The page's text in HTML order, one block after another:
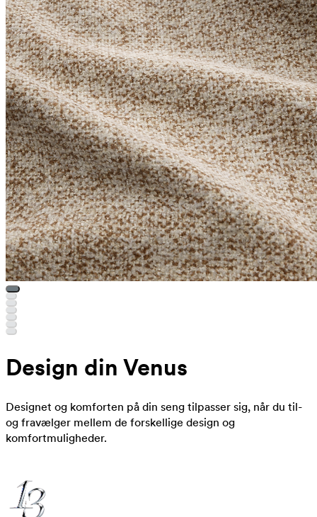
Design din Venus
Designet og komforten på din seng tilpasser sig, når du til-
og fravælger mellem de forskellige design og
komfortmuligheder.